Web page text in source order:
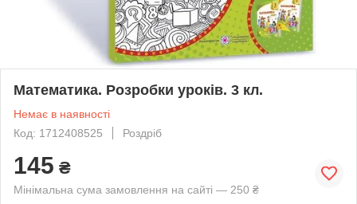
Математика. Розробки уроків. 3 кл.
Немає в наявності
Код: 1712408525
Роздріб
145 ₴
Мінімальна сума замовлення на сайті — 250 ₴